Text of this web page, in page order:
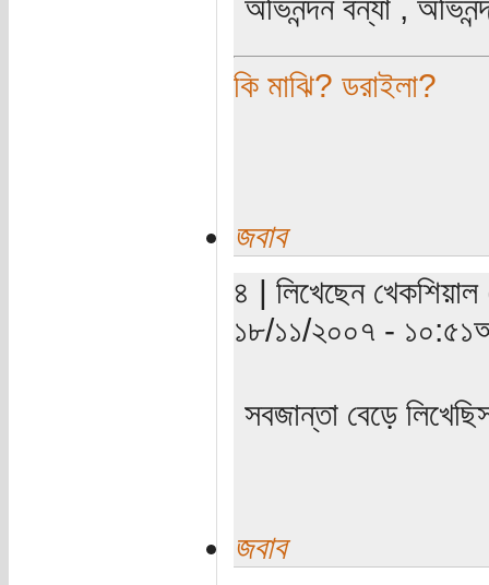
অভিনন্দন বন্যা ,
কি মাঝি? ডরাইলা?
জবাব
৪ | লিখেছেন খেকশিয়াল
১৮/১১/২০০৭ -
সবজান্তা বেড়ে
জবাব